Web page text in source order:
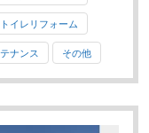
イレリフォーム
ナンス その他